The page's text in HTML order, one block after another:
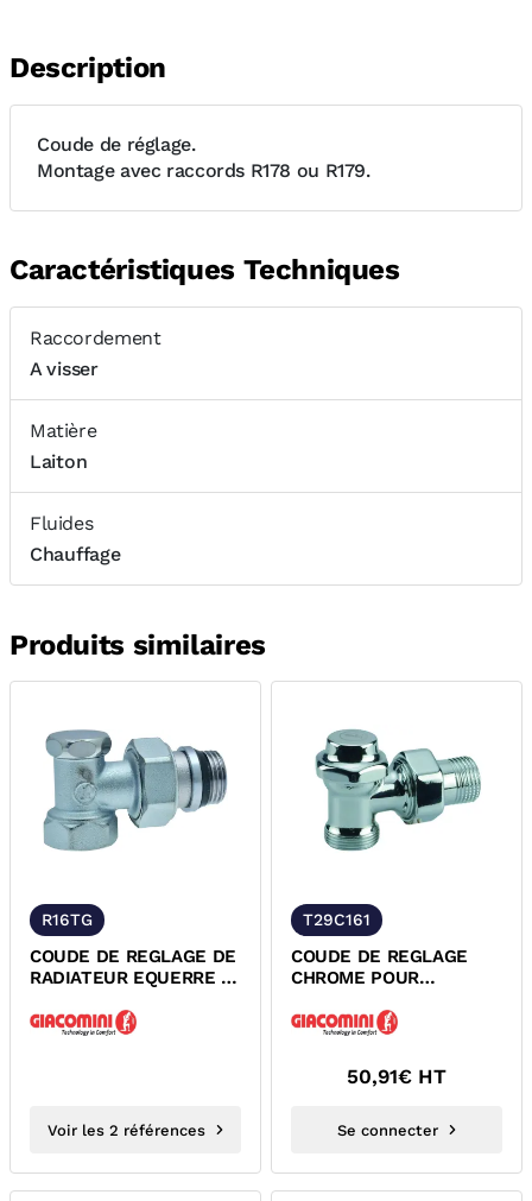
Description
Coude de réglage.
Montage avec raccords R178 ou R179.
Caractéristiques Techniques
Raccordement
A visser
Matière
Laiton
Fluides
Chauffage
Produits similaires
R16TG
COUDE DE REGLAGE DE
RADIATEUR EQUERRE A
GIACOMINI
Voir les 2 références
T29C161
COUDE DE REGLAGE
CHROME POUR
SERVIETTE EQUERRE
50,91€ HT
Se connecter